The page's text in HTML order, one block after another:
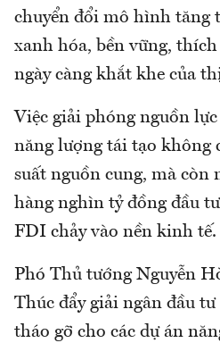
chuyển đổi mô hình tăng
xanh hóa, bền vững, thích
ngày càng khắt khe của
Việc giải phóng nguồn
năng lượng tái tạo không
suất nguồn cung, mà còn
hàng nghìn tỷ đồng đầu
FDI chảy vào nền kinh tế.
Phó Thủ tướng Nguyễn
Thúc đẩy giải ngân đầu
tháo gỡ cho các dự án